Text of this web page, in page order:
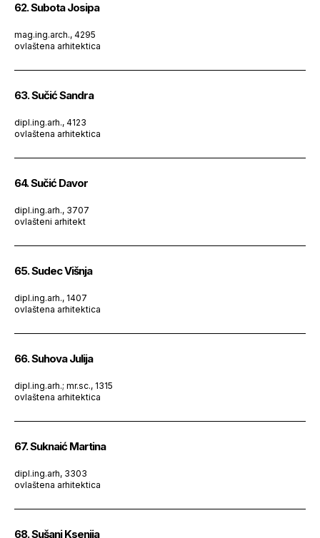
62. Subota Josipa
mag.ing.arch., 4295
ovlaštena arhitektica
63. Sučić Sandra
dipl.ing.arh., 4123
ovlaštena arhitektica
64. Sučić Davor
dipl.ing.arh., 3707
ovlašteni arhitekt
65. Sudec Višnja
dipl.ing.arh., 1407
ovlaštena arhitektica
66. Suhova Julija
dipl.ing.arh.; mr.sc., 1315
ovlaštena arhitektica
67. Suknaić Martina
dipl.ing.arh, 3303
ovlaštena arhitektica
68. Sušanj Ksenija